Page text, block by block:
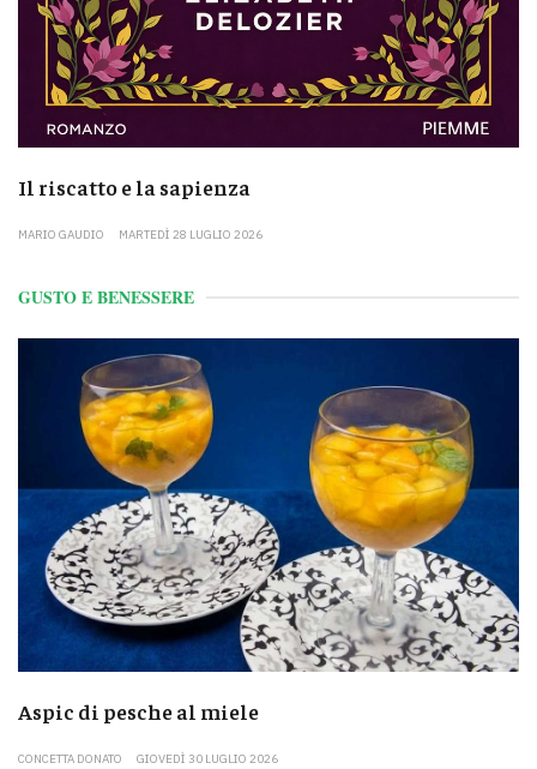
Il riscatto e la sapienza
MARIO GAUDIO MARTEDÌ 28 LUGLIO 2026
GUSTO E BENESSERE
Aspic di pesche al miele
CONCETTA DONATO GIOVEDÌ 30 LUGLIO 2026